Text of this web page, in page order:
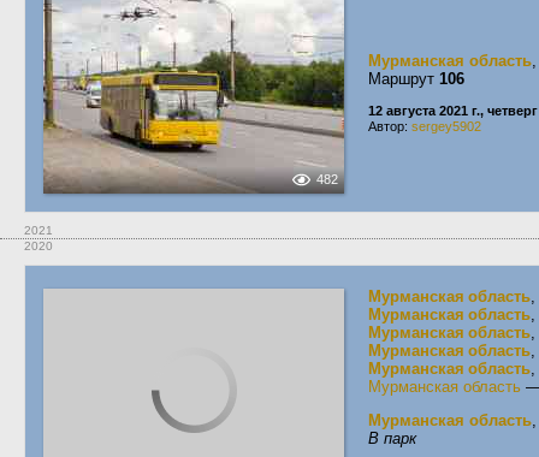
482
Мурманская область
Маршрут 106
12 августа 2021 г., четверг
Автор: sergey5902
2021
2020
Мурманская область,
Мурманская область,
Мурманская область,
Мурманская область,
Мурманская область,
Мурманская область
Мурманская область
В парк